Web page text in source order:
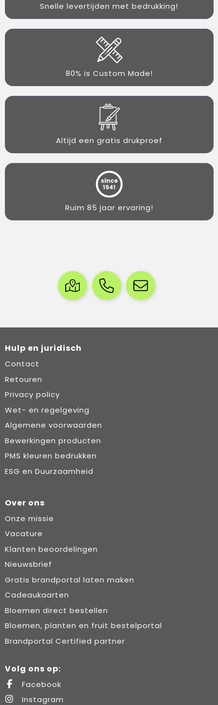
Snelle levertijden met bedrukking!
80% is Custom Made!
Altijd een gratis drukproef
Ruim 85 jaar ervaring!
Hulp en juridisch
Contact
Retouren
Privacy policy
Wet- en regelgeving
Algemene voorwaarden
Bewerkingen producten
PMS kleuren bedrukken
ESG en Duurzaamheid
Over ons
Onze missie
Vacature
Klanten beoordelingen
Nieuwsbrief
Gratis brandportal laten maken
Cadeaukaarten
Bloemen direct bestellen
Bloemen, planten en fruit bestelportal
Brandportal Certified partner
Volg ons op:
Facebook
Instagram